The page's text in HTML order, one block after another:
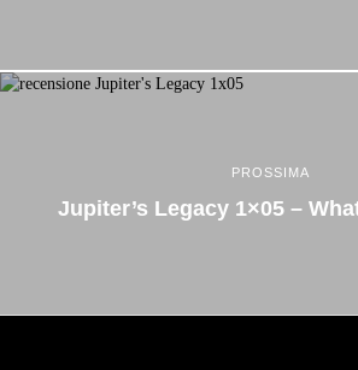
PROSSIMA
Jupiter’s Legacy 1×05 –